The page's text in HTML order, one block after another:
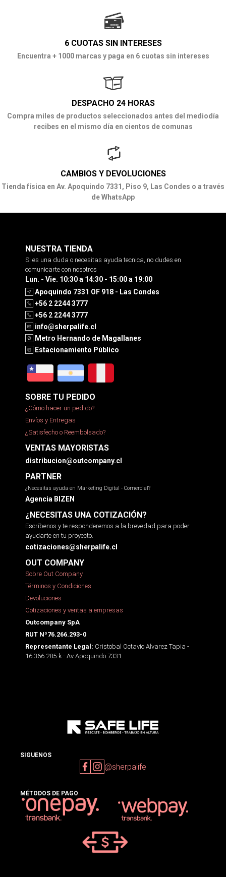
6 CUOTAS SIN INTERESES
Encuentra + 1000 marcas y paga en 6 cuotas sin intereses
DESPACHO 24 HORAS
Compra miles de productos seleccionados antes del mediodía
recibes en el mismo día en cientos de comunas
CAMBIOS Y DEVOLUCIONES
Tienda física en Av. Apoquindo 7331, Piso 9, Las Condes o a través
de WhatsApp
NUESTRA TIENDA
Si es una duda o necesitas ayuda tecnica, no dudes en
comunicarte con nosotros
Lun. - Vie. 10:30 a 14:30 - 15:00 a 19:00
Apoquindo 7331 OF 918 - Las Condes
+56 2 2244 3777
+56 2 2244 3777
info@sherpalife.cl
Metro Hernando de Magallanes
Estacionamiento Público
SOBRE TU PEDIDO
¿Cómo hacer un pedido?
Envíos y Entregas
¿Satisfecho o Reembolsado?
VENTAS MAYORISTAS
distribucion@outcompany.cl
PARTNER
¿Necesitas ayuda en Marketing Digital - Comercial?
Agencia BIZEN
¿NECESITAS UNA COTIZACIÓN?
Escríbenos y te responderemos a la brevedad para poder
ayudarte en tu proyecto.
cotizaciones@sherpalife.cl
OUT COMPANY
Sobre Out Company
Términos y Condiciones
Devoluciones
Cotizaciones y ventas a empresas
Outcompany SpA
RUT Nº76.266.293-0
Representante Legal: Cristobal Octavio Alvarez Tapia -
16.366.285-k - Av Apoquindo 7331
SIGUENOS
@sherpalife
MÉTODOS DE PAGO